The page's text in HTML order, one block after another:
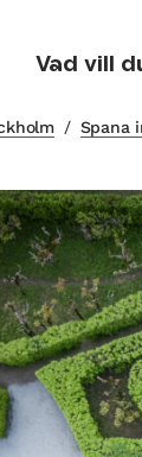
Vad vill
/ Spana